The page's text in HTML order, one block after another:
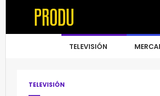
TELEVISIÓN
TELEVISIÓN